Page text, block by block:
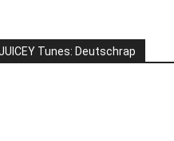
Tunes: Deutschrap